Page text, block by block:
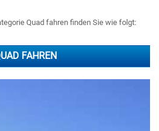
Quad fahren finden Sie wie folgt:
FAHREN